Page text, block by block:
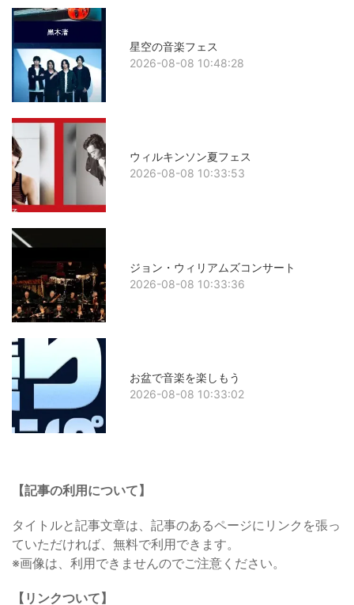
星空の音楽フェス
2026-08-08 10:48:28
ウィルキンソン夏フェス
2026-08-08 10:33:53
ジョン・ウィリアムズコンサート
2026-08-08 10:33:36
お盆で音楽を楽しもう
2026-08-08 10:33:02
【記事の利用について】
タイトルと記事文章は、記事のあるページにリンクを張っ
ていただければ、無料で利用できます。
※画像は、利用できませんのでご注意ください。
【リンクついて】